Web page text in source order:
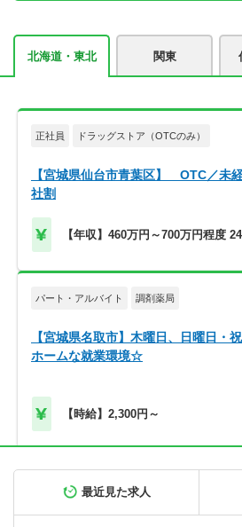
北海道・東北 関東
正社員 ドラッグストア（OTCのみ）
【宮城県仙台市青葉区】 OTC／未
社割
【年収】460万円～700万円程度
パート・アルバイト 調剤薬局
【宮城県名取市】木曜日、日曜日・
ホームな就業環境☆
【時給】2,300円～
【北海道旭川市】高給与！580万円
最近見た求人